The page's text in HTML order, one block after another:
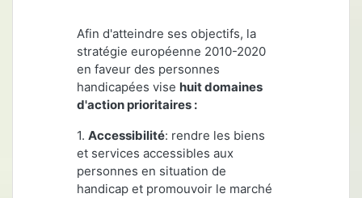
Afin d'atteindre ses objectifs, la
stratégie européenne 2010-2020
en faveur des personnes
handicapées vise huit domaines
d'action prioritaires :
1. Accessibilité: rendre les biens
et services accessibles aux
personnes en situation de
handicap et promouvoir le marché